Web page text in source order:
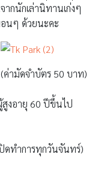
กนักเล่านิทานเก่งๆ
อนๆ ด้วยนะคะ
ค่ามัดจำบัตร 50 บาท)
สูงอายุ 60 ปีขึ้นไป
ดทำการทุกวันจันทร์)